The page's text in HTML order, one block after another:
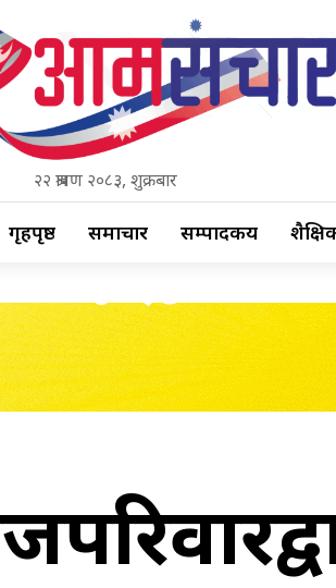
२२ श्रावण २०८३, शुक्रबार
गृहपृष्ठ समाचार सम्पादकीय